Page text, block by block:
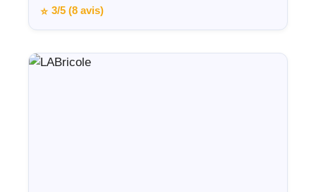
⭐ 3/5 (8 avis)